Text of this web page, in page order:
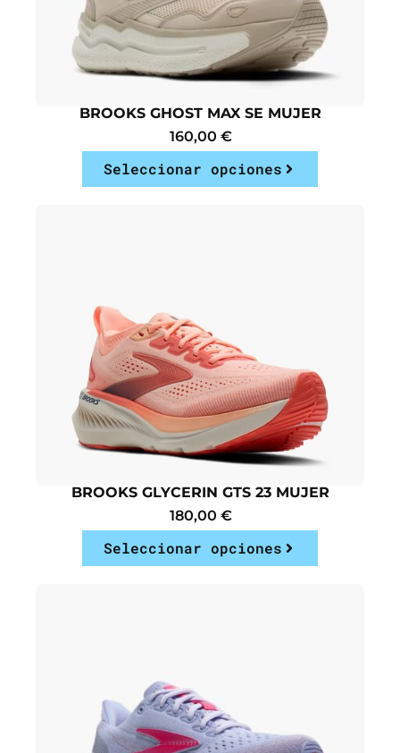
BROOKS GHOST MAX SE MUJER
160,00 €
Seleccionar opciones
BROOKS GLYCERIN GTS 23 MUJER
180,00 €
Seleccionar opciones